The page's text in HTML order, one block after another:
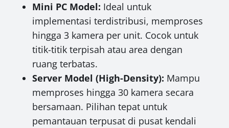
Mini PC Model: Ideal untuk
implementasi terdistribusi, memproses
hingga 3 kamera per unit. Cocok untuk
titik-titik terpisah atau area dengan
ruang terbatas.
Server Model (High-Density): Mampu
memproses hingga 30 kamera secara
bersamaan. Pilihan tepat untuk
pemantauan terpusat di pusat kendali